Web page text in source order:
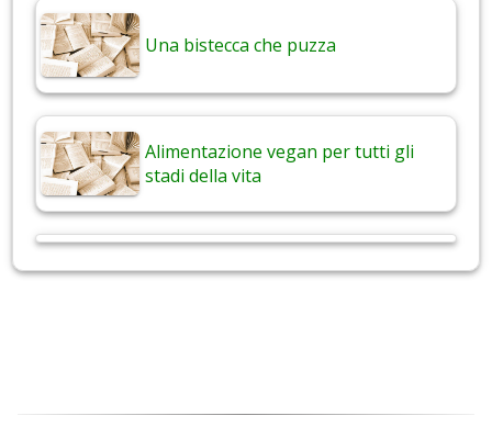
Una bistecca che puzza
Alimentazione vegan per tutti gli
stadi della vita